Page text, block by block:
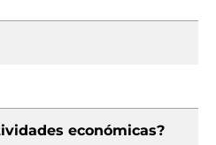
económicas?